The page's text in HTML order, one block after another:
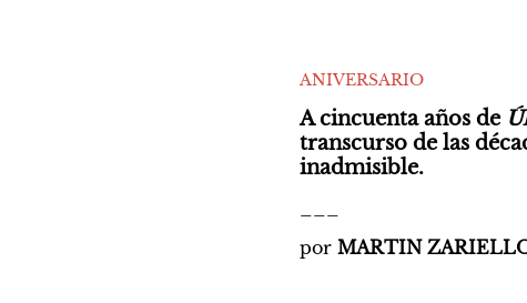
ANIVERSARIO
A cincuenta años de
transcurso de las
inadmisible.
por MARTIN